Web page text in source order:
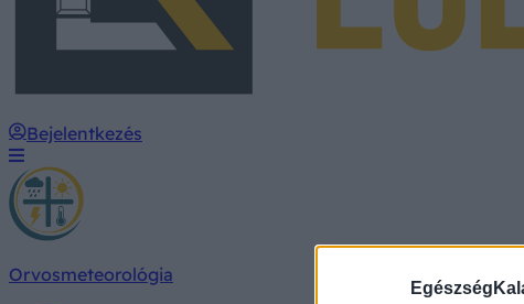
Bejelentkezés
Orvosmeteorológia